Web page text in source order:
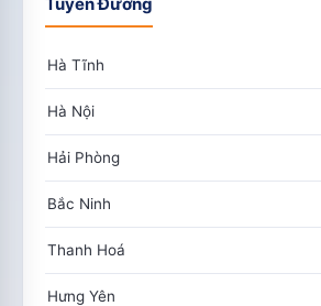
Hà Tĩnh
Hà Nội
Hải Phòng
Bắc Ninh
Thanh Hoá
Hưng Yên